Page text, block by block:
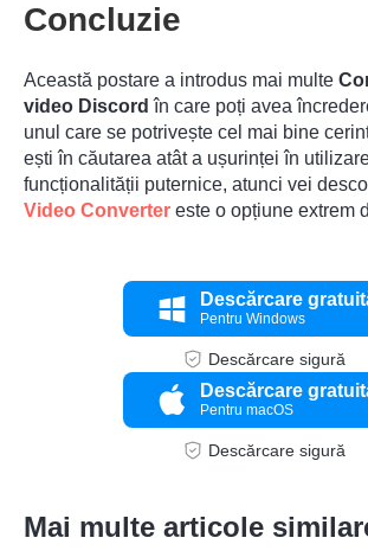
Concluzie
Această postare a introdus mai multe
video Discord în care poți avea
unul care se potrivește cel mai bine
ești în căutarea atât a ușurinței în
funcționalității puternice, atunci vei
Video Converter este o opțiune extrem
Descărcare
Pentru Windows
Descărcare sigură
Descărcare
Pentru macOS
Descărcare sigură
Mai multe articole